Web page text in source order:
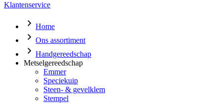
Klantenservice
Home
Ons assortiment
Handgereedschap
Metselgereedschap
Emmer
Speciekuip
Steen- & gevelklem
Stempel